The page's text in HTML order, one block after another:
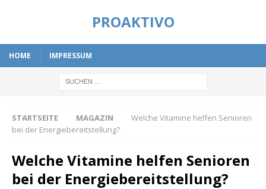
PROAKTIVO
HOME IMPRESSUM
STARTSEITE MAGAZIN
Welche Vitamine helfen Senioren
bei der Energiebereitstellung?
Welche Vitamine helfen Senioren
bei der Energiebereitstellung?